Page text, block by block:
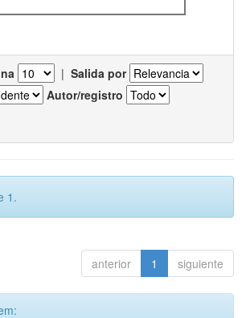
| Salida por
Autor/registro
1.
anterior 1 siguiente